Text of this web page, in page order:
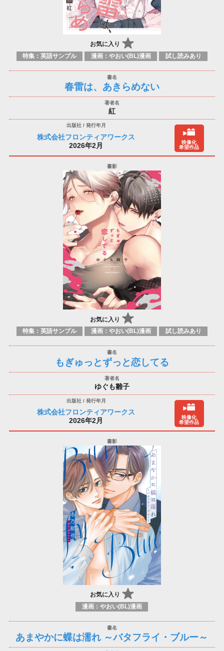
お気に入り
特集：英語サンプル 漫画：やおい(BL)漫画 試し読みあり
春雷は、あきらめない
紅
株式会社フロンティアワークス
2026年2月
映像化
希望作品
お気に入り
特集：英語サンプル 漫画：やおい(BL)漫画 試し読みあり
もぎゅっとずっと恋してる
ゆぐも雛子
株式会社フロンティアワークス
2026年2月
映像化
希望作品
お気に入り
漫画：やおい(BL)漫画
あまやかに蝶は濡れ ～バタフライ・ブルー～